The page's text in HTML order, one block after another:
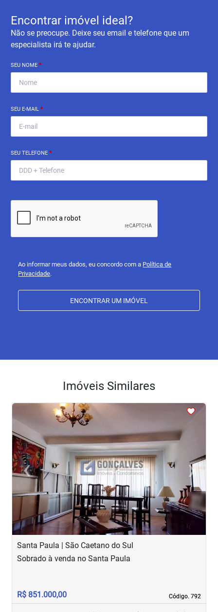
Encontrar imóvel ideal?
Não se preocupe. Deixe seu email e telefone que um
especialista irá te ajudar.
SEU NOME*
SEU E-MAIL*
SEU TELEFONE*
Ao informar meus dados, eu concordo com a Política de
Privacidade.
ENCONTRAR UM IMÓVEL
Imóveis Similares
‹Previous ›
Next
Santa Paula | São Caetano do Sul
Código. 792
Código. 792
Sobrado à venda no Santa Paula
R$ 851.000,00